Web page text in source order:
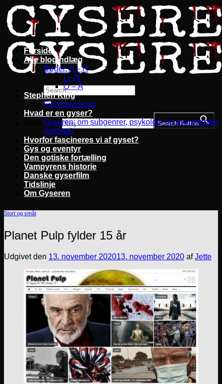
Fortsæt
til
indhold
Search for: Search Button
Forside
Alle blogindlæg
Bøger: A – H
I – N
O – Å
Stephen King
Filmatiseringer
Hvad er en gyser?
Gyseren: om subgenrer, psykologi og eventyrtræk
(uddrag)
Hvorfor fascineres vi af gyset?
Gys og eventyr
Den gotiske fortælling
Vampyrens historie
Danske gyserfilm
Tidslinje
Om Gyseren
Stort og småt
Planet Pulp fylder 15 år
Udgivet den 13. november 202013. november 2020 afJette